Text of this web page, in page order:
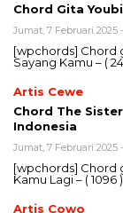
Chord Gita
Jumat, 7 Februari 2025 -
[wpchords] Chord
Sayang Kamu – (
Artis Cewe
Chord The
Indonesia
Jumat, 7 Februari 2025 -
[wpchords] Chord
Kamu Lagi – ( 1096
Artis Cowo